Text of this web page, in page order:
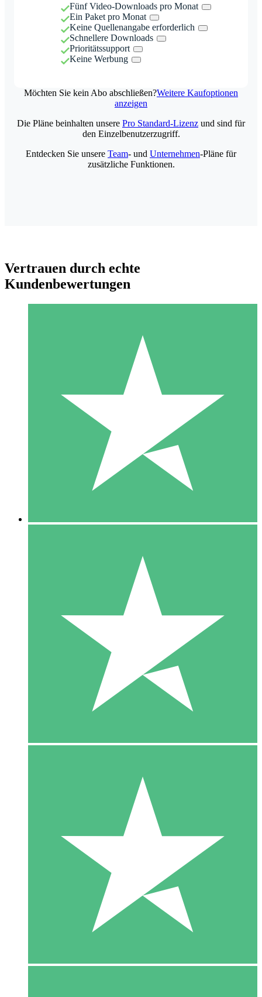
Fünf Video-Downloads pro Monat
Ein Paket pro Monat
Keine Quellenangabe erforderlich
Schnellere Downloads
Prioritätssupport
Keine Werbung
Möchten Sie kein Abo abschließen?Weitere Kaufoptionen
anzeigen
Individuelle Credit-Pakete
Zahlen Sie nach Bedarf mit Download-Credits. Keine
monatliche Verpflichtung erforderlich.
10 00
10 Downloads
20 00
Die Pläne beinhalten unsere Pro Standard-Lizenz und sind für
den Einzelbenutzerzugriff.
Entdecken Sie unsere Team- und Unternehmen-Pläne für
zusätzliche Funktionen.
Vertrauen durch echte
Kundenbewertungen